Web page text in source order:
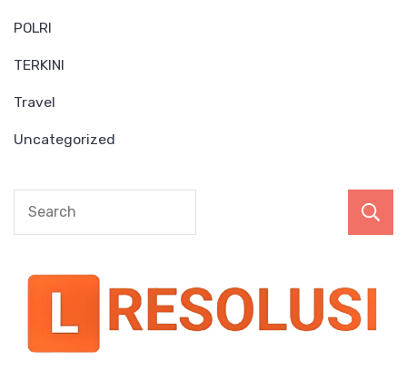
POLRI
TERKINI
Travel
Uncategorized